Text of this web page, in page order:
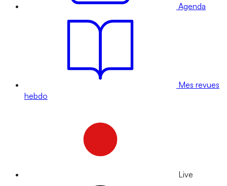
Agenda
Mes revues
hebdo
Live